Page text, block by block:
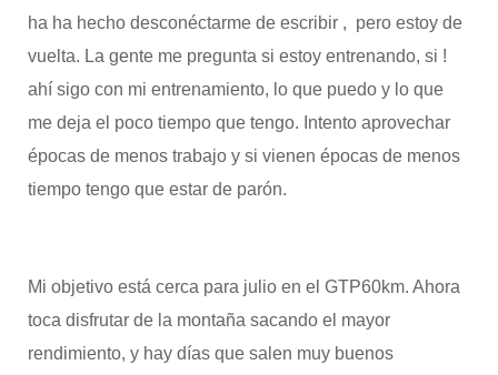
ha ha hecho desconéctarme de escribir , pero estoy de
vuelta. La gente me pregunta si estoy entrenando, si !
ahí sigo con mi entrenamiento, lo que puedo y lo que
me deja el poco tiempo que tengo. Intento aprovechar
épocas de menos trabajo y si vienen épocas de menos
tiempo tengo que estar de parón.
Mi objetivo está cerca para julio en el GTP60km. Ahora
toca disfrutar de la montaña sacando el mayor
rendimiento, y hay días que salen muy buenos